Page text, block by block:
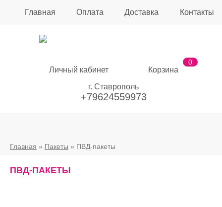
Главная Оплата Доставка Контакты
Личный кабинет Корзина
0
г. Ставрополь
+79624559973
Главная » Пакеты » ПВД-пакеты
ПВД-ПАКЕТЫ